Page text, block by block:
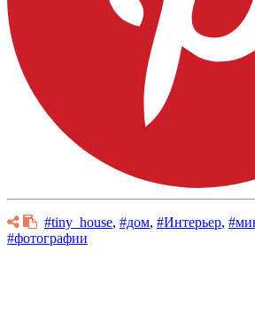
#tiny_house, #дом, #Интерьер,
#фотографии